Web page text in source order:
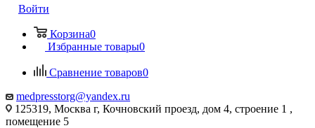
Войти
Корзина0
Избранные товары0
Сравнение товаров0
medpresstorg@yandex.ru
125319, Москва г, Кочновский проезд, дом 4, строение 1 ,
помещение 5